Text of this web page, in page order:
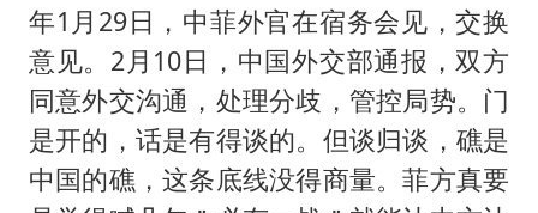
年1月29日，中菲外官在宿务会见，交换
意见。2月10日，中国外交部通报，双方
同意外交沟通，处理分歧，管控局势。门
是开的，话是有得谈的。但谈归谈，礁是
中国的礁，这条底线没得商量。菲方真要